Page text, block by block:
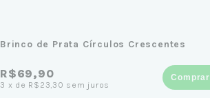
Brinco de Prata Círculos Crescentes
R$69,90
3 x de R$23,30 sem juros
Comprar